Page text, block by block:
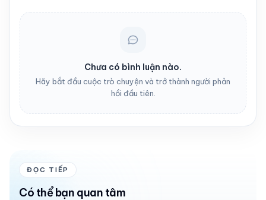
Chưa có bình luận nào.
Hãy bắt đầu cuộc trò chuyện và trở thành người phản
hồi đầu tiên.
ĐỌC TIẾP
Có thể bạn quan tâm